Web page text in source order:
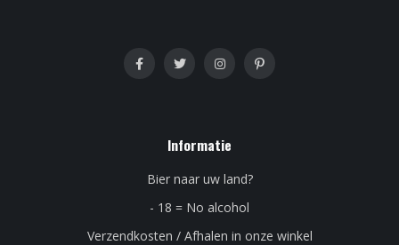
Informatie
Bier naar uw land?
- 18 = No alcohol
Verzendkosten / Afhalen in onze winkel